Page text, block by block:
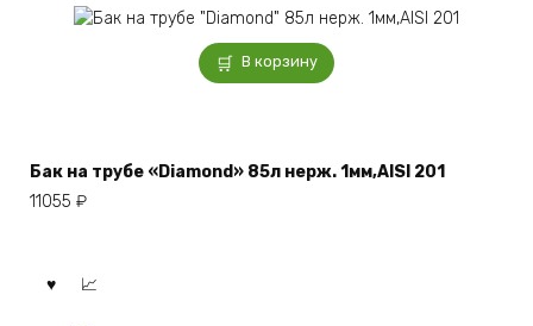
В корзину
Бак на трубе «Diamond» 85л нерж. 1мм,AISI 201
11055 ₽